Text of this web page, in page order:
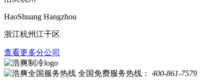
HaoShuang Hangzhou
浙江杭州江干区
查看更多分公司
全国免费服务热线： 400-861-7579